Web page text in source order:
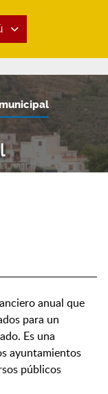
anual que
para un
Es una
ayuntamientos
públicos